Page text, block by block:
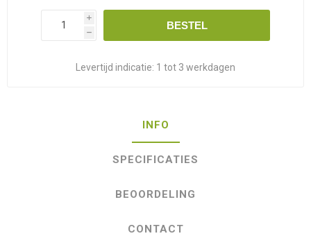
i
h
BESTEL
Levertijd indicatie: 1 tot 3 werkdagen
INFO
SPECIFICATIES
BEOORDELING
CONTACT